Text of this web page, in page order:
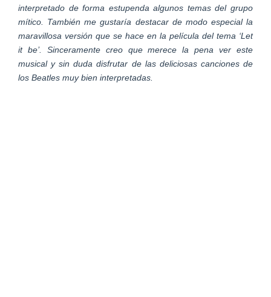
interpretado de forma estupenda algunos temas del grupo
mítico. También me gustaría destacar de modo especial la
maravillosa versión que se hace en la película del tema ‘Let
it be’. Sinceramente creo que merece la pena ver este
musical y sin duda disfrutar de las deliciosas canciones de
los Beatles muy bien interpretadas.